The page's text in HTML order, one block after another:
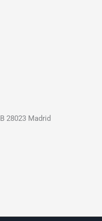
28023 Madrid